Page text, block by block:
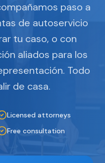
paso a
de autoservicio
tu caso, o con
aliados para los
Todo
de casa.
Licensed attorneys
Free consultation